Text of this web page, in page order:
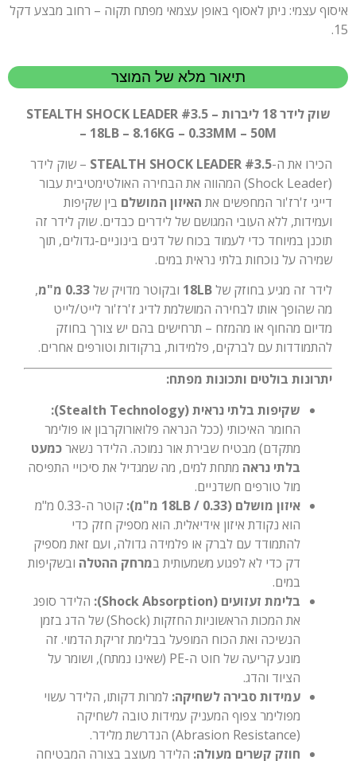
איסוף עצמי: ניתן לאסוף באופן עצמאי מפתח תקוה – רחוב מבצע דקל
15.
תיאור מלא של המוצר
שוק לידר 18 ליברות – STEALTH SHOCK LEADER #3.5
– 18LB – 8.16KG – 0.33MM – 50M
הכירו את ה-STEALTH SHOCK LEADER #3.5 – שוק לידר
(Shock Leader) המהווה את הבחירה האולטימטיבית עבור
דייגי ז'רז'ור המחפשים את האיזון המושלם בין שקיפות
ועמידות, ללא העובי המגושם של לידרים כבדים. שוק לידר זה
תוכנן במיוחד כדי לעמוד בכוח של דגים בינוניים-גדולים, תוך
שמירה על נוכחות בלתי נראית במים.
לידר זה מגיע בחוזק של18LB ובקוטר מדויק של0.33 מ"מ
,
מה שהופך אותו לבחירה המושלמת לדיג ז'רז'ור לייט/לייט
מדיום מהחוף או מהמזח – תרחישים בהם יש צורך בחוזק
להתמודדות עם לברקים, פלמידות, ברקודות וטורפים אחרים.
יתרונות בולטים ותכונות מפתח:
שקיפות בלתי נראית (Stealth Technology):
החומר האיכותי (ככל הנראה פלואורוקרבון או פולימר
מתקדם) מבטיח שבירת אור נמוכה. הלידר נשארכמעט
בלתי נראה מתחת למים, מה שמגדיל את סיכויי התפיסה
מול טורפים חשדניים.
איזון מושלם (18LB / 0.33 מ"מ):
קוטר ה-0.33 מ"מ
הוא נקודת איזון אידיאלית. הוא מספיק חזק כדי
להתמודד עם לברק או פלמידה גדולה, ועם זאת מספיק
דק כדי לא לפגוע משמעותית במרחק ההטלה ובשקיפות
במים.
בלימת זעזועים (Shock Absorption):
הלידר סופג
את המכות הראשוניות החזקות (Shock) של הדג בזמן
הנשיכה ואת הכוח המופעל בבלימת זריקת הדמוי. זה
מונע קריעה של חוט ה-PE (שאינו נמתח), ושומר על
הציוד והדג.
עמידות סבירה לשחיקה: למרות דקותו, הלידר עשוי
מפולימר צפוף המעניק עמידות טובה לשחיקה
(Abrasion Resistance) הנדרשת מלידר.
חוזק קשרים מעולה: הלידר מעוצב בצורה המבטיחה